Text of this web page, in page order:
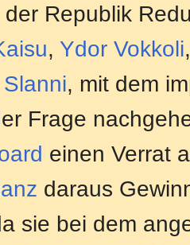
der Republik
, Ydor Vokkoli
, mit dem
Frage
einen Verrat
daraus
sie bei dem